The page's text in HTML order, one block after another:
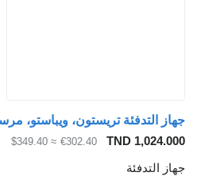
TND
€302.40
≈ $349.40